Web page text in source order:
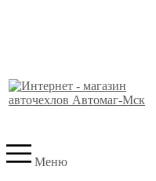
Меню